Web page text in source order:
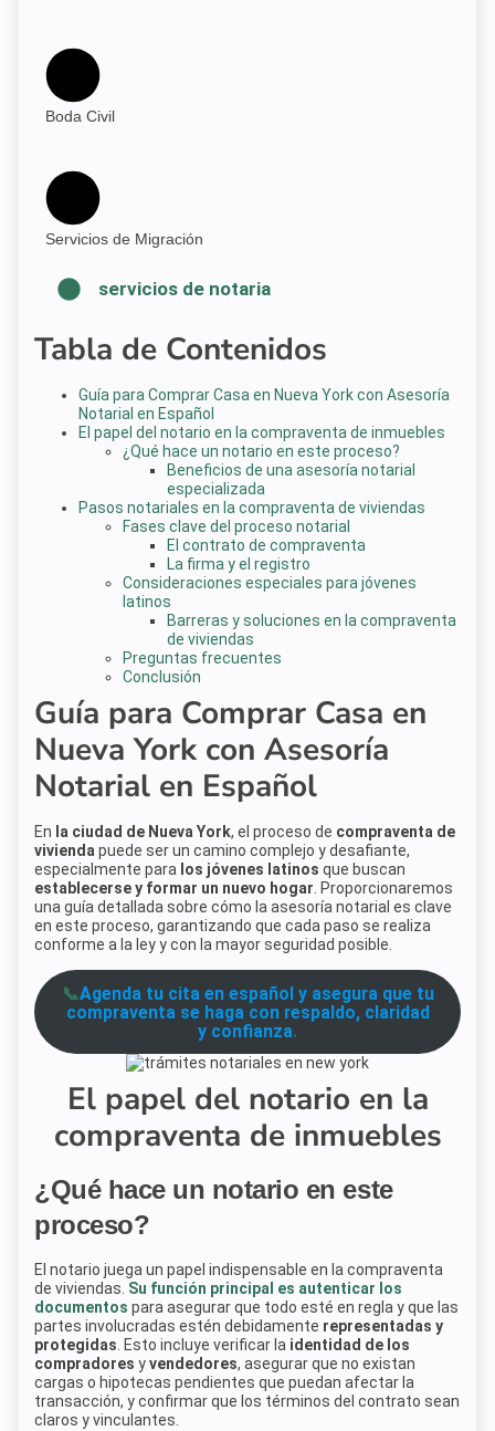
Boda Civil
Servicios de Migración
servicios de notaria
Tabla de Contenidos
Guía para Comprar Casa en Nueva York con Asesoría
Notarial en Español
El papel del notario en la compraventa de inmuebles
¿Qué hace un notario en este proceso?
Beneficios de una asesoría notarial
especializada
Pasos notariales en la compraventa de viviendas
Fases clave del proceso notarial
El contrato de compraventa
La firma y el registro
Consideraciones especiales para jóvenes
latinos
Barreras y soluciones en la compraventa
de viviendas
Preguntas frecuentes
Conclusión
Guía para Comprar Casa en
Nueva York con Asesoría
Notarial en Español
En la ciudad de Nueva York, el proceso de compraventa de
vivienda puede ser un camino complejo y desafiante,
especialmente para los jóvenes latinos que buscan
establecerse y formar un nuevo hogar . Proporcionaremos
una guía detallada sobre cómo la asesoría notarial es clave
en este proceso, garantizando que cada paso se realiza
conforme a la ley y con la mayor seguridad posible.
📞Agenda tu cita en español y asegura que tu
compraventa se haga con respaldo, claridad
y confianza.
El papel del notario en la
compraventa de inmuebles
¿Qué hace un notario en este
proceso?
El notario juega un papel indispensable en la compraventa
de viviendas. Su función principal es autenticar los
documentos para asegurar que todo esté en regla y que las
partes involucradas estén debidamente representadas y
protegidas. Esto incluye verificar la identidad de los
compradores yvendedores, asegurar que no existan
cargas o hipotecas pendientes que puedan afectar la
transacción, y confirmar que los términos del contrato sean
claros y vinculantes.